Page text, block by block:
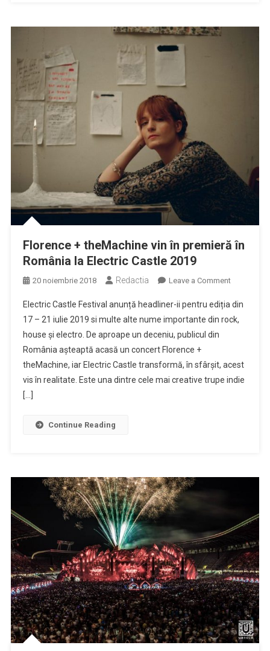
Florence + theMachine vin în premieră în
România la Electric Castle 2019
20 noiembrie 2018 Redactia Leave a Commenton
+
theMachine
premieră
în
Electric Castle Festival anunță headliner-ii pentru ediția din
17 – 21 iulie 2019 si multe alte nume importante din rock,
house și electro. De aproape un deceniu, publicul din
România așteaptă acasă un concert Florence +
theMachine, iar Electric Castle transformă, în sfârșit, acest
vis în realitate. Este una dintre cele mai creative trupe indie
[…]
Continue Reading